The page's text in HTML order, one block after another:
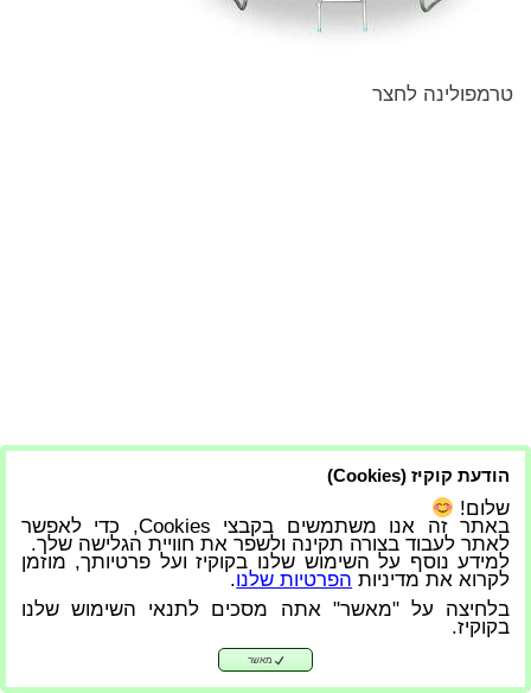
טרמפולינה לחצר
הודעת קוקיז (Cookies)
שלום!
באתר זה אנו משתמשים בקבצי Cookies, כדי לאפשר
לאתר לעבוד בצורה תקינה ולשפר את חוויית הגלישה שלך.
למידע נוסף על השימוש שלנו בקוקיז ועל פרטיותך, מוזמן
לקרוא את מדיניות הפרטיות שלנו.
בלחיצה על "מאשר" אתה מסכים לתנאי השימוש שלנו
בקוקיז.
מאשר